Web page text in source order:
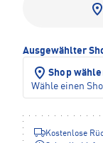
Ausgewählter
Shop
Wähle einen
Kostenlose